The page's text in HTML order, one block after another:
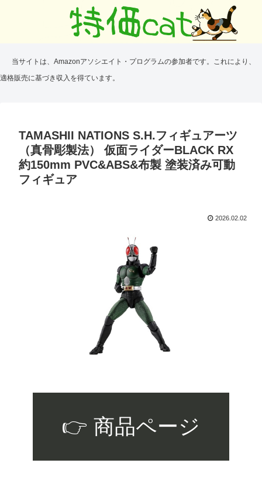
当サイトは、Amazonアソシエイト・プログラムの参加者です。これにより、
適格販売に基づき収入を得ています。
TAMASHII NATIONS S.H.フィギュアーツ
（真骨彫製法） 仮面ライダーBLACK RX
約150mm PVC&ABS&布製 塗装済み可動
フィギュア
2026.02.02
👉 商品ページ